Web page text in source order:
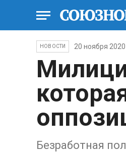
НОВОСТИ 20 ноября 2020
Безработная